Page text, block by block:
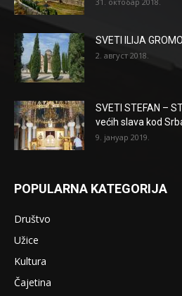
SVETI ILIJA
2. август 2018.
SVETI STEFAN –
većih slava kod
9. јануар 2019.
POPULARNA KATEGORIJA
Društvo
Užice
Kultura
Čajetina